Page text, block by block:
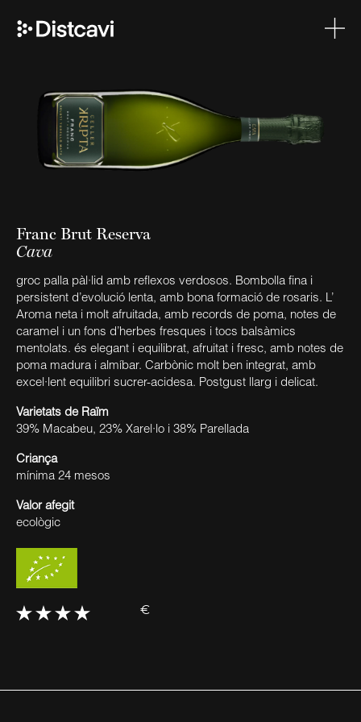
Franc Brut Reserva
Cava
groc palla pàl·lid amb reflexos verdosos. Bombolla fina i
persistent d’evolució lenta, amb bona formació de rosaris. L’
Aroma neta i molt afruitada, amb records de poma, notes de
caramel i un fons d’herbes fresques i tocs balsàmics
mentolats. és elegant i equilibrat, afruitat i fresc, amb notes de
poma madura i almíbar. Carbònic molt ben integrat, amb
excel·lent equilibri sucrer-acidesa. Postgust llarg i delicat.
Varietats de Raïm
39% Macabeu, 23% Xarel·lo i 38% Parellada
Criança
mínima 24 mesos
Valor afegit
ecològic
€